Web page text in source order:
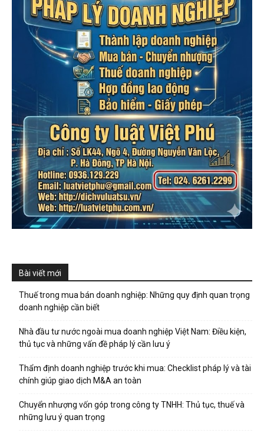
Bài viết mới
Thuế trong mua bán doanh nghiệp: Những quy định quan trọng
doanh nghiệp cần biết
Nhà đầu tư nước ngoài mua doanh nghiệp Việt Nam: Điều kiện,
thủ tục và những vấn đề pháp lý cần lưu ý
Thẩm định doanh nghiệp trước khi mua: Checklist pháp lý và tài
chính giúp giao dịch M&A an toàn
Chuyển nhượng vốn góp trong công ty TNHH: Thủ tục, thuế và
những lưu ý quan trọng